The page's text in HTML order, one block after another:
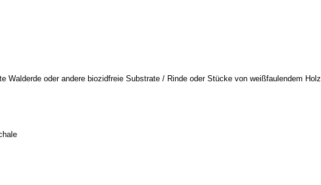
Walderde oder andere biozidfreie Substrate / Rinde oder Stücke von weißfaulendem Holz